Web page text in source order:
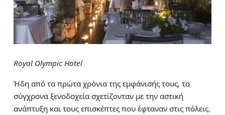
Royal Olympic Hotel
Ήδη από τα πρώτα χρόνια της εμφάνισής τους, τα
σύγχρονα ξενοδοχεία σχετίζονταν με την αστική
ανάπτυξη και τους επισκέπτες που έφταναν στις πόλεις.